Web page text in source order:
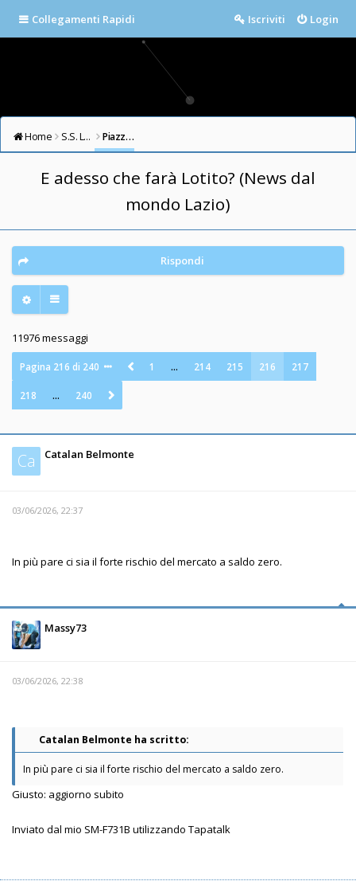
Collegamenti Rapidi Login
Iscriviti
Home S.S. LAZIO FORUM Piazza della Libertà
E adesso che farà Lotito? (News dal
mondo Lazio)
Rispondi
11976 messaggi
Pagina 216 di 240 1 … 214 215 216 217
218 … 240
Ca Catalan Belmonte
03/06/2026, 22:37
In più pare ci sia il forte rischio del mercato a saldo zero.
Massy73
03/06/2026, 22:38
Catalan Belmonte ha scritto:
In più pare ci sia il forte rischio del mercato a saldo zero.
Giusto: aggiorno subito
Inviato dal mio SM-F731B utilizzando Tapatalk